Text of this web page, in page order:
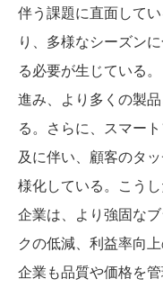
伴う課題に直面して
り、多様なシーズン
る必要が生じている
進み、より多くの製
る。さらに、スマー
及に伴い、顧客のタ
様化している。こう
企業は、より強固な
クの低減、利益率向
企業も品質や価格を